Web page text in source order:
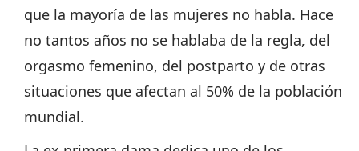
que la mayoría de las mujeres no habla. Hace
no tantos años no se hablaba de la regla, del
orgasmo femenino, del postparto y de otras
situaciones que afectan al 50% de la población
mundial.